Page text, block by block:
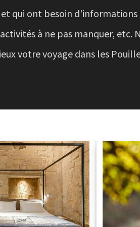
qui ont besoin
à ne pas manquer, etc.
votre voyage dans les